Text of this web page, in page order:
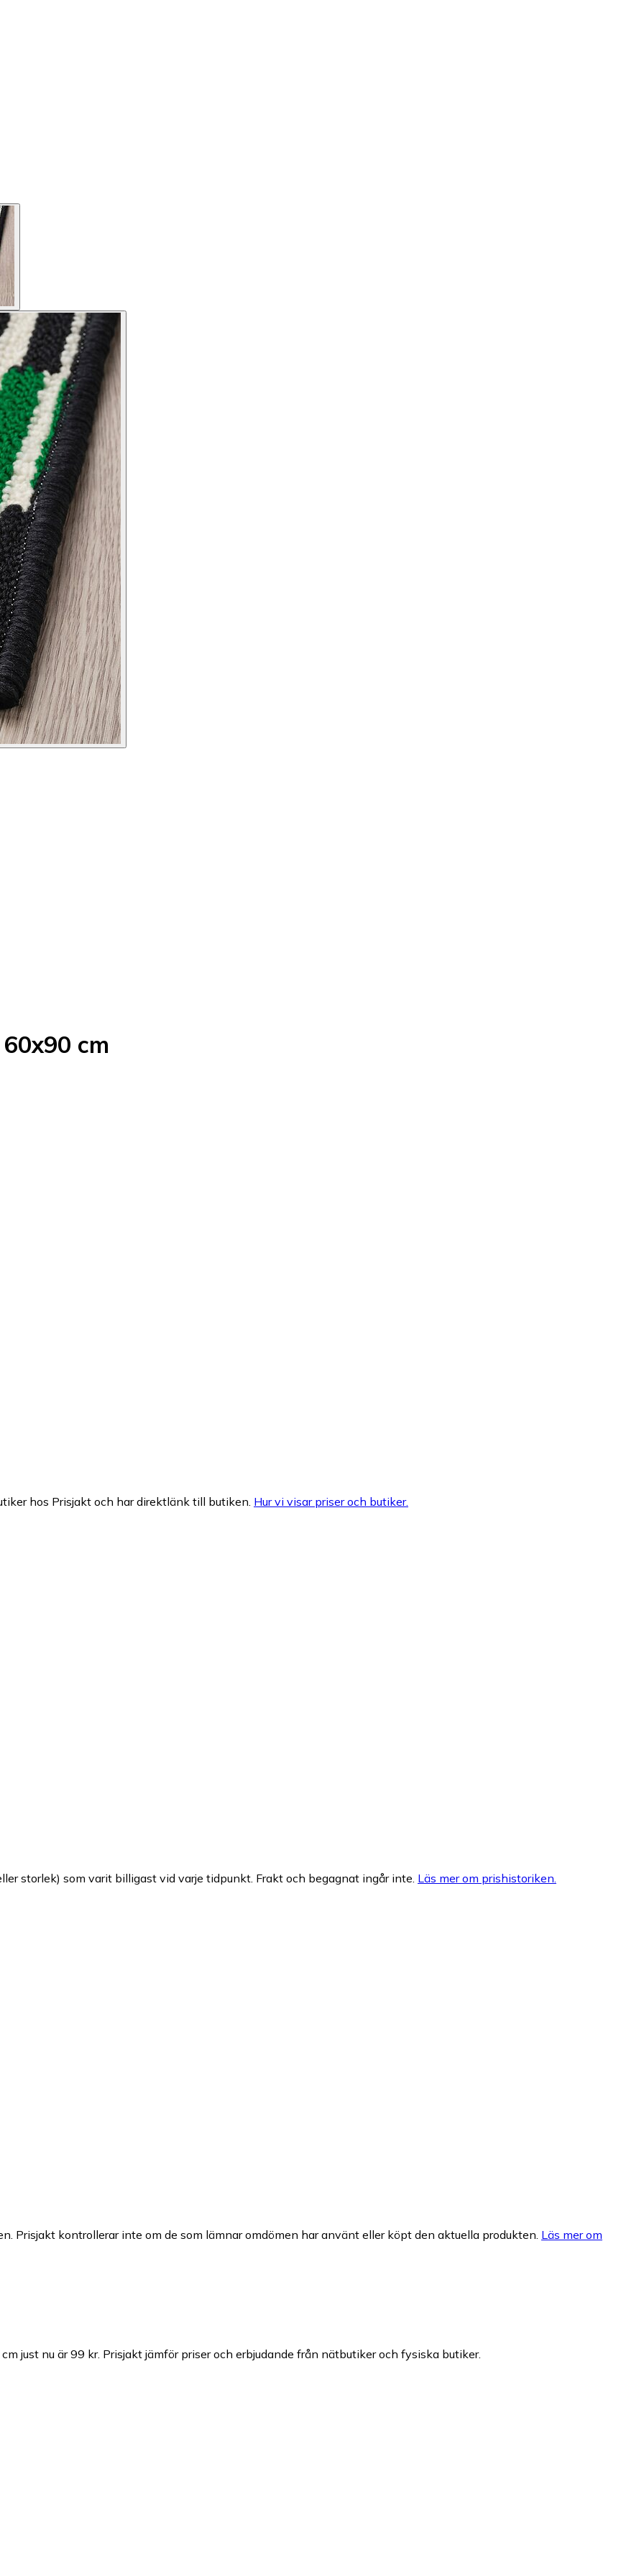
cm
hos Prisjakt och har direktlänk till butiken. Hur vi visar priser och butiker.
storlek) som varit billigast vid varje tidpunkt. Frakt och begagnat ingår inte. Läs mer om prishistoriken.
Prisjakt kontrollerar inte om de som lämnar omdömen har använt eller köpt den aktuella produkten. Läs mer om
just nu är 99 kr. Prisjakt jämför priser och erbjudande från nätbutiker och fysiska butiker.